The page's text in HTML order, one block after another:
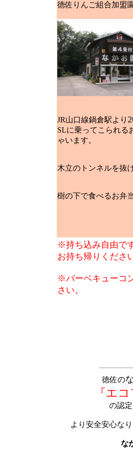
徳佐りんご組合加盟園
JR山口線鍋倉駅より
SLに乗ってこられる
ゃいます。
木立のトンネルを抜
樹の下で食べるお弁当
※持ち込み自由で
お持ち帰りくださ
※バーベキューコ
さい。
徳佐の
『エ
の認定
より安全安心な
な